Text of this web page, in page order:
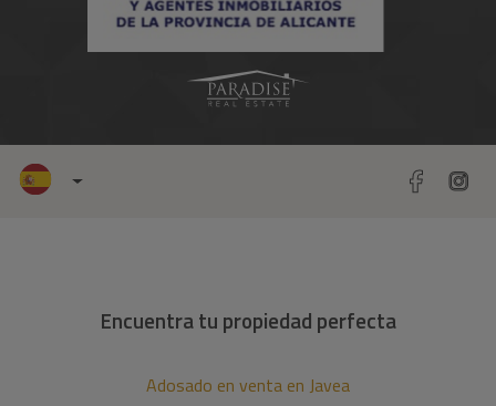
Encuentra tu propiedad perfecta
Adosado en venta en Javea